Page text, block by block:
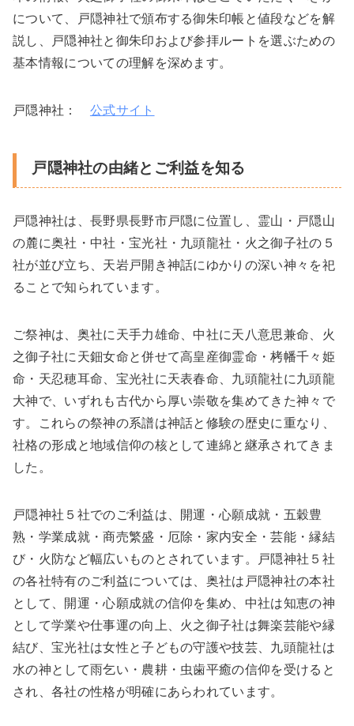
について、戸隠神社で頒布する御朱印帳と値段などを解
説し、戸隠神社と御朱印および参拝ルートを選ぶための
基本情報についての理解を深めます。
戸隠神社： 公式サイト
戸隠神社の由緒とご利益を知る
戸隠神社は、長野県長野市戸隠に位置し、霊山・戸隠山
の麓に奥社・中社・宝光社・九頭龍社・火之御子社の５
社が並び立ち、天岩戸開き神話にゆかりの深い神々を祀
ることで知られています。
ご祭神は、奥社に天手力雄命、中社に天八意思兼命、火
之御子社に天鈿女命と併せて高皇産御霊命・栲幡千々姫
命・天忍穂耳命、宝光社に天表春命、九頭龍社に九頭龍
大神で、いずれも古代から厚い崇敬を集めてきた神々で
す。これらの祭神の系譜は神話と修験の歴史に重なり、
社格の形成と地域信仰の核として連綿と継承されてきま
した。
戸隠神社５社でのご利益は、開運・心願成就・五穀豊
熟・学業成就・商売繁盛・厄除・家内安全・芸能・縁結
び・火防など幅広いものとされています。戸隠神社５社
の各社特有のご利益については、奥社は戸隠神社の本社
として、開運・心願成就の信仰を集め、中社は知恵の神
として学業や仕事運の向上、火之御子社は舞楽芸能や縁
結び、宝光社は女性と子どもの守護や技芸、九頭龍社は
水の神として雨乞い・農耕・虫歯平癒の信仰を受けると
され、各社の性格が明確にあらわれています。